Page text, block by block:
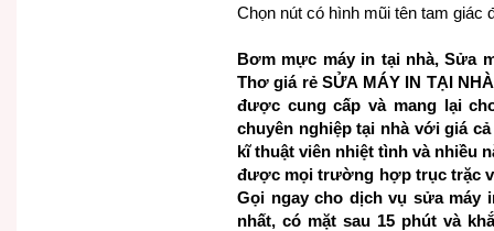
Chọn nút có hình mũi tên tam giác
Bơm mực máy in tại nhà, Sửa
Thơ giá rẻ SỬA MÁY IN TẠI
được cung cấp và mang lại
chuyên nghiệp tại nhà với giá
kĩ thuật viên nhiệt tình và nhiều
được mọi trường hợp trục trặc
Gọi ngay cho dịch vụ sửa máy
nhất, có mặt sau 15 phút và